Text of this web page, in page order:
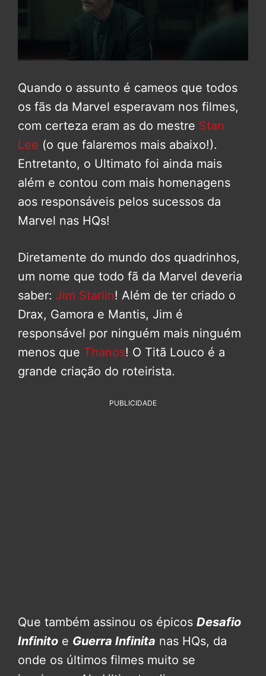
Quando o assunto é cameos que todos
os fãs da Marvel esperavam nos filmes,
com certeza eram as do mestre Stan
Lee (o que falaremos mais abaixo!).
Entretanto, o Ultimato foi ainda mais
além e contou com mais homenagens
aos responsáveis pelos sucessos da
Marvel nas HQs!
Diretamente do mundo dos quadrinhos,
um nome que todo fã da Marvel deveria
saber: Jim Starlin! Além de ter criado o
Drax, Gamora e Mantis, Jim é
responsável por ninguém mais ninguém
menos que Thanos! O Titã Louco é a
grande criação do roteirista.
PUBLICIDADE
Que também assinou os épicos Desafio
Infinito e Guerra Infinita nas HQs, da
onde os últimos filmes muito se